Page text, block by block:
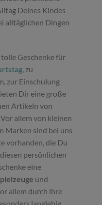
Deines Kindes
alltäglichen Dingen
Geschenke für
, zu
zur Einschulung
Dir eine große
Artikeln von
allem von kleinen
Marken sind bei uns
vorhanden, die Du
persönlichen
eine
und
allem durch ihre